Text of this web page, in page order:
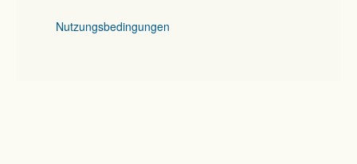
Nutzungsbedingungen